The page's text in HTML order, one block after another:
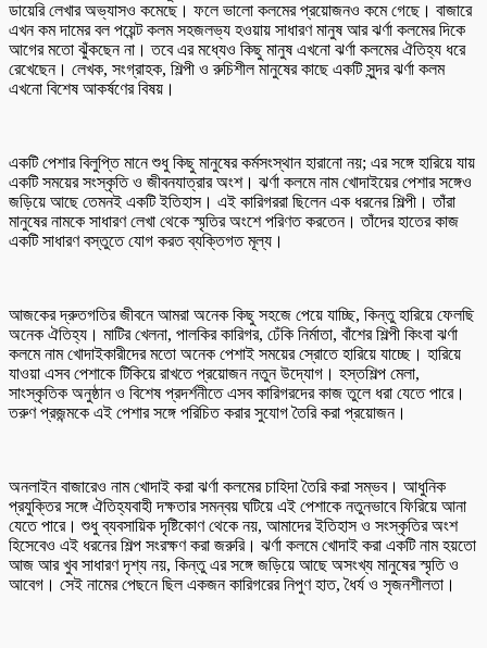
ডায়েরি লেখার অভ্যাসও কমেছে। ফলে ভালো কলমের প্রয়োজনও কমে গেছে। বাজারে
এখন কম দামের বল পয়েন্ট কলম সহজলভ্য হওয়ায় সাধারণ মানুষ আর ঝর্ণা কলমের দিকে
আগের মতো ঝুঁকছেন না। তবে এর মধ্যেও কিছু মানুষ এখনো ঝর্ণা কলমের ঐতিহ্য ধরে
রেখেছেন। লেখক, সংগ্রাহক, শিল্পী ও রুচিশীল মানুষের কাছে একটি সুন্দর ঝর্ণা কলম
এখনো বিশেষ আকর্ষণের বিষয়।
একটি পেশার বিলুপ্তি মানে শুধু কিছু মানুষের কর্মসংস্থান হারানো নয়; এর সঙ্গে হারিয়ে যায়
একটি সময়ের সংস্কৃতি ও জীবনযাত্রার অংশ। ঝর্ণা কলমে নাম খোদাইয়ের পেশার সঙ্গেও
জড়িয়ে আছে তেমনই একটি ইতিহাস। এই কারিগররা ছিলেন এক ধরনের শিল্পী। তাঁরা
মানুষের নামকে সাধারণ লেখা থেকে স্মৃতির অংশে পরিণত করতেন। তাঁদের হাতের কাজ
একটি সাধারণ বস্তুতে যোগ করত ব্যক্তিগত মূল্য।
আজকের দ্রুতগতির জীবনে আমরা অনেক কিছু সহজে পেয়ে যাচ্ছি, কিন্তু হারিয়ে ফেলছি
অনেক ঐতিহ্য। মাটির খেলনা, পালকির কারিগর, ঢেঁকি নির্মাতা, বাঁশের শিল্পী কিংবা ঝর্ণা
কলমে নাম খোদাইকারীদের মতো অনেক পেশাই সময়ের স্রোতে হারিয়ে যাচ্ছে। হারিয়ে
যাওয়া এসব পেশাকে টিকিয়ে রাখতে প্রয়োজন নতুন উদ্যোগ। হস্তশিল্প মেলা,
সাংস্কৃতিক অনুষ্ঠান ও বিশেষ প্রদর্শনীতে এসব কারিগরদের কাজ তুলে ধরা যেতে পারে।
তরুণ প্রজন্মকে এই পেশার সঙ্গে পরিচিত করার সুযোগ তৈরি করা প্রয়োজন।
অনলাইন বাজারেও নাম খোদাই করা ঝর্ণা কলমের চাহিদা তৈরি করা সম্ভব। আধুনিক
প্রযুক্তির সঙ্গে ঐতিহ্যবাহী দক্ষতার সমন্বয় ঘটিয়ে এই পেশাকে নতুনভাবে ফিরিয়ে আনা
যেতে পারে। শুধু ব্যবসায়িক দৃষ্টিকোণ থেকে নয়, আমাদের ইতিহাস ও সংস্কৃতির অংশ
হিসেবেও এই ধরনের শিল্প সংরক্ষণ করা জরুরি। ঝর্ণা কলমে খোদাই করা একটি নাম হয়তো
আজ আর খুব সাধারণ দৃশ্য নয়, কিন্তু এর সঙ্গে জড়িয়ে আছে অসংখ্য মানুষের স্মৃতি ও
আবেগ। সেই নামের পেছনে ছিল একজন কারিগরের নিপুণ হাত, ধৈর্য ও সৃজনশীলতা।